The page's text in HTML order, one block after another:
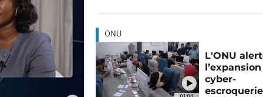
ONU
L'ONU
cyber-